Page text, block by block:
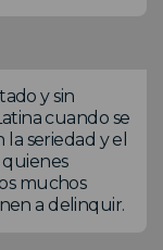
y sin
cuando se
seriedad y el
muchos
a delinquir.